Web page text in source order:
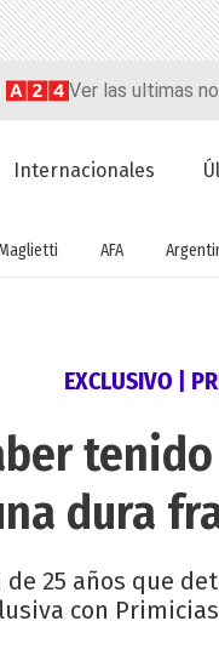
Ver las ultimas
Internacionales
AFA
EXCLUSIVO |
dura
25 años que
con